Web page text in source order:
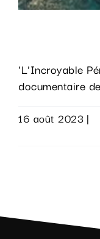
'L'Incroyable
documentaire
16 août 2023 |